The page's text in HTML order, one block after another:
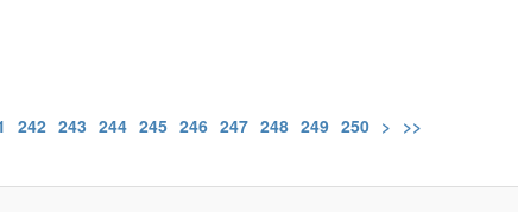
242 243 244 245 246 247 248 249 250 260
270
280
> >>